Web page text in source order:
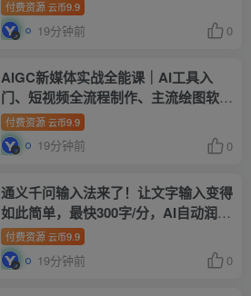
式
付费资源 云币9.9
19分钟前 0
AIGC新媒体实战全能课｜AI工具入
门、短视频全流程制作、主流绘图软件
实操、数字人商业视频落地教程
付费资源 云币9.9
19分钟前 0
通义千问输入法来了！让文字输入变得
如此简单，最快300字/分，AI自动润
色，说话秒变工整文字
付费资源 云币9.9
19分钟前 0